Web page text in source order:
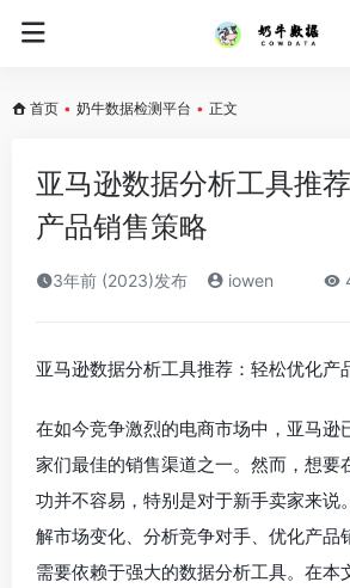
首页 • 奶牛数据检测平台 • 正文
亚马逊数据分析工具推
产品销售策略
3年前 (2023)发布 iowen
亚马逊数据分析工具推荐：轻松优化产
在如今竞争激烈的电商市场中，亚马逊
家们最佳的销售渠道之一。然而，想要
功并不容易，特别是对于新手卖家来说
解市场变化、分析竞争对手、优化产品
需要依赖于强大的数据分析工具。在本